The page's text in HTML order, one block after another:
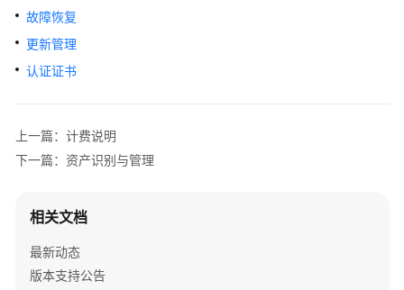
品
介
绍
云
据
移
什
么
故障恢复
更新管理
认证证书
上一篇：计费说明
下一篇：资产识别与管理
相关文档
最新动态
版本支持公告